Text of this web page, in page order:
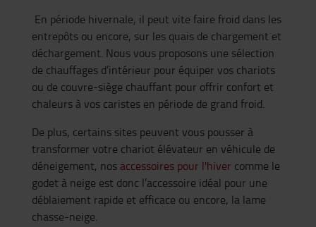
En période hivernale, il peut vite faire froid dans les
entrepôts ou encore, sur les quais de chargement et
déchargement. Nous vous proposons une sélection
de chauffages d’intérieur pour équiper vos chariots
ou de couvre-siège chauffant pour offrir confort et
chaleurs à vos caristes en période de grand froid.
De plus, certains sites peuvent vous pousser à
transformer votre chariot élévateur en véhicule de
déneigement, nos accessoires pour l'hiver comme le
godet à neige est donc l’accessoire idéal pour une
déblaiement rapide et efficace ou encore, la lame
chasse-neige.